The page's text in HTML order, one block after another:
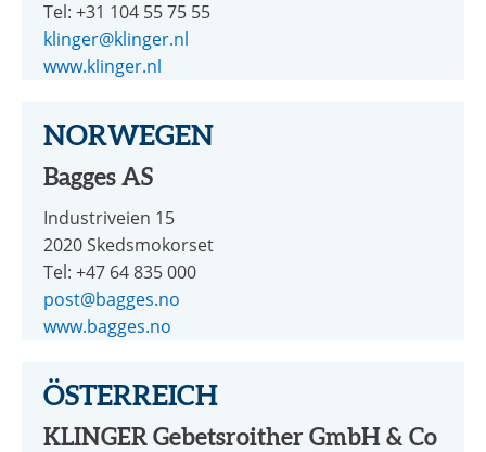
Tel: +31 104 55 75 55
klinger@klinger.nl
www.klinger.nl
NORWEGEN
Bagges AS
Industriveien 15
2020 Skedsmokorset
Tel: +47 64 835 000
post@bagges.no
www.bagges.no
ÖSTERREICH
KLINGER Gebetsroither GmbH & Co